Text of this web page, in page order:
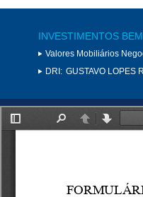
INVESTIMENTOS
Valores Mobiliários
DRI: GUSTAVO LOPES